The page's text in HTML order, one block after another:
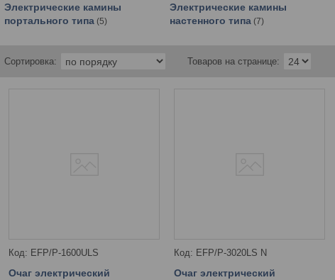
Электрические камины
портального типа 5
Электрические камины
настенного типа 7
EFP/P-1600ULS
Очаг электрический
EFP/P-3020LS N
Очаг электрический